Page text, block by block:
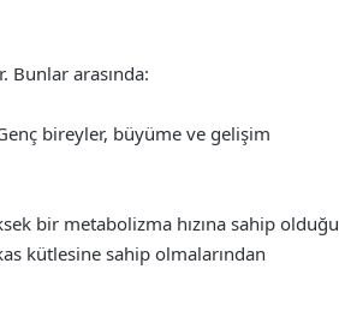
arasında:
bireyler, büyüme ve gelişim
bir metabolizma hızına sahip olduğu
kütlesine sahip olmalarından